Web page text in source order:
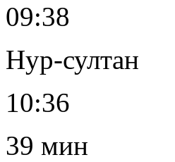
09:38
Нур-султан
10:36
39 мин